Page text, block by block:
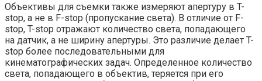
Объективы для съемки также измеряют апертуру в T-
stop, а не в F-stop (пропускание света). В отличие от F-
stop, T-stop отражают количество света, попадающего
на датчик, а не ширину апертуры. Это различие делает T-
stop более последовательными для
кинематографических задач. Определенное количество
света, попадающего в объектив, теряется при его